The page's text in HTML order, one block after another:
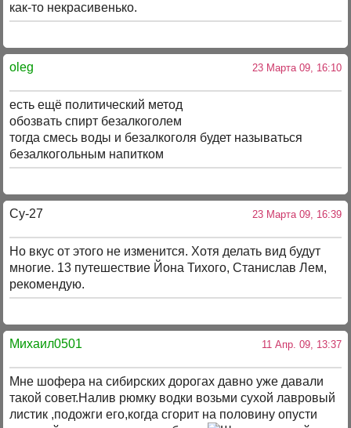
как-то некрасивенько.
oleg 23 Марта 09, 16:10
есть ещё политический метод
обозвать спирт безалкоголем
тогда смесь воды и безалкоголя будет называться
безалкогольным напитком
Су-27 23 Марта 09, 16:39
Но вкус от этого не изменится. Хотя делать вид будут
многие. 13 путешествие Йона Тихого, Станислав Лем,
рекомендую.
Михаил0501 11 Апр. 09, 13:37
Мне шофера на сибирских дорогах давно уже давали
такой совет.Налив рюмку водки возьми сухой лавровый
листик ,подожги его,когда сгорит на половину опусти